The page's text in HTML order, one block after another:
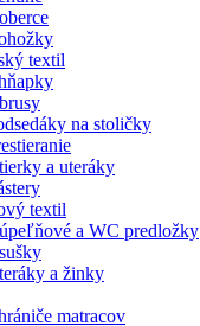
textil
na stoličky
a uteráky
textil
a WC predložky
a žinky
matracov